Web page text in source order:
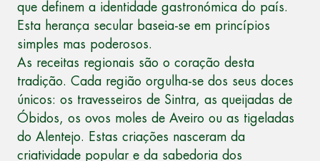
que definem a identidade gastronómica do país.
Esta herança secular baseia-se em princípios
simples mas poderosos.
As receitas regionais são o coração desta
tradição. Cada região orgulha-se dos seus doces
únicos: os travesseiros de Sintra, as queijadas de
Óbidos, os ovos moles de Aveiro ou as tigeladas
do Alentejo. Estas criações nasceram da
criatividade popular e da sabedoria dos